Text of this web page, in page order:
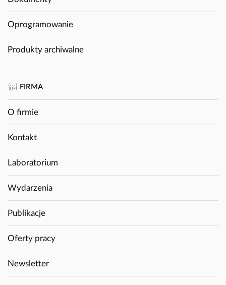
Oprogramowanie
Produkty archiwalne
FIRMA
O firmie
Kontakt
Laboratorium
Wydarzenia
Publikacje
Oferty pracy
Newsletter